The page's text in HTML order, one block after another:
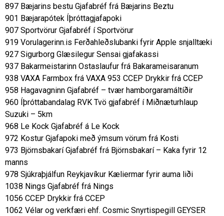
897 Bæjarins bestu Gjafabréf frá Bæjarins Beztu
901 Bæjarapótek Íþróttagjafapoki
907 Sportvörur Gjafabréf í Sportvörur
919 Vorulagerinn.is Ferðahleðslubanki fyrir Apple snjalltæki
927 Sigurborg Glæsilegur Sensai gjafakassi
937 Bakarmeistarinn Ostaslaufur frá Bakarameisaranum
938 VAXA Farmbox frá VAXA 953 CCEP Drykkir frá CCEP
958 Hagavagninn Gjafabréf – tvær hamborgaramáltíðir
960 Íþróttabandalag RVK Tvö gjafabréf í Miðnæturhlaup
Suzuki – 5km
968 Le Kock Gjafabréf á Le Kock
972 Kostur Gjafapoki með ýmsum vörum frá Kosti
973 Björnsbakarí Gjafabréf frá Björnsbakarí – Kaka fyrir 12
manns
978 Sjúkraþjálfun Reykjavíkur Kæliermar fyrir auma liði
1038 Nings Gjafabréf frá Nings
1056 CCEP Drykkir frá CCEP
1062 Vélar og verkfæri ehf. Cosmic Snyrtispegill GEYSER